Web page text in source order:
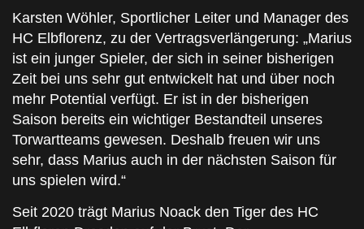
Karsten Wöhler, Sportlicher Leiter und Manager des
HC Elbflorenz, zu der Vertragsverlängerung: „Marius
ist ein junger Spieler, der sich in seiner bisherigen
Zeit bei uns sehr gut entwickelt hat und über noch
mehr Potential verfügt. Er ist in der bisherigen
Saison bereits ein wichtiger Bestandteil unseres
Torwartteams gewesen. Deshalb freuen wir uns
sehr, dass Marius auch in der nächsten Saison für
uns spielen wird.“
Seit 2020 trägt Marius Noack den Tiger des HC